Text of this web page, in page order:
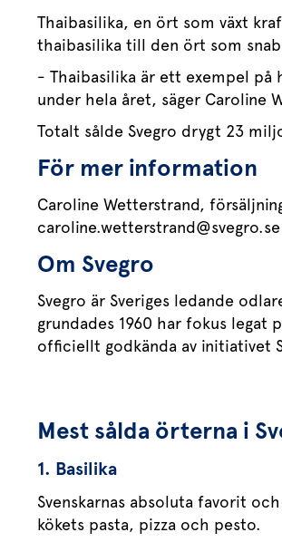
Thaibasilika, en ört som växt
thaibasilika till den ört som
- Thaibasilika är ett exempel på
under hela året, säger Caroline
Totalt sålde Svegro drygt 23
För mer information
Caroline Wetterstrand,
caroline.wetterstrand@svegro.se
Om Svegro
Svegro är Sveriges ledande
grundades 1960 har fokus legat
officiellt godkända av initiativet
Mest sålda örterna i
1. Basilika
Svenskarnas absoluta favorit
kökets pasta, pizza och pesto.